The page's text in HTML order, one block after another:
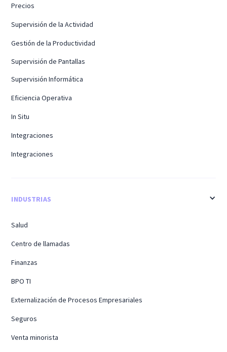
Precios
Supervisión de la Actividad
Gestión de la Productividad
Supervisión de Pantallas
Supervisión Informática
Eficiencia Operativa
In Situ
Integraciones
Integraciones
INDUSTRIAS
Salud
Centro de llamadas
Finanzas
BPO TI
Externalización de Procesos Empresariales
Seguros
Venta minorista